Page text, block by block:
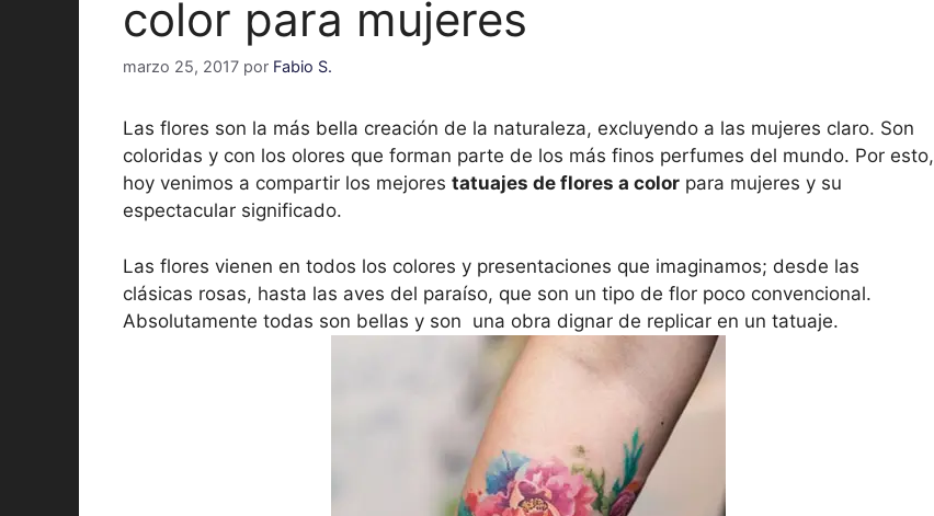
color para mujeres
marzo 25, 2017 por Fabio S.
Las flores son la más bella creación de la naturaleza, excluyendo a las mujeres claro. Son
coloridas y con los olores que forman parte de los más finos perfumes del mundo. Por esto,
hoy venimos a compartir los mejores tatuajes de flores a color para mujeres y su
espectacular significado.
Las flores vienen en todos los colores y presentaciones que imaginamos; desde las
clásicas rosas, hasta las aves del paraíso, que son un tipo de flor poco convencional.
Absolutamente todas son bellas y son una obra dignar de replicar en un tatuaje.